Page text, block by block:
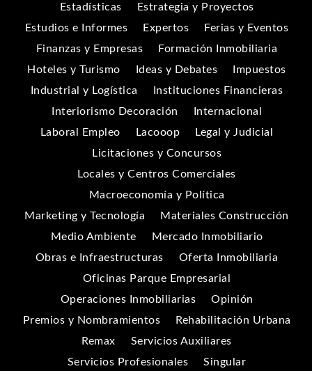
Estadísticas
Estrategia y Proyectos
Estudios e Informes
Expertos
Ferias y Eventos
Finanzas y Empresas
Formación Inmobiliaria
Hoteles y Turismo
Ideas y Debates
Impuestos
Industrial y Logística
Instituciones Financieras
Interiorismo Decoración
Internacional
Laboral Empleo
Lacooop
Legal y Judicial
Licitaciones y Concursos
Locales y Centros Comerciales
Macroeconomía y Política
Marketing y Tecnología
Materiales Construcción
Medio Ambiente
Mercado Inmobiliario
Obras e Infraestructuras
Oferta Inmobiliaria
Oficinas Parque Empresarial
Operaciones Inmobiliarias
Opinión
Premios y Nombramientos
Rehabilitación Urbana
Remax
Servicios Auxiliares
Servicios Profesionales
Singular